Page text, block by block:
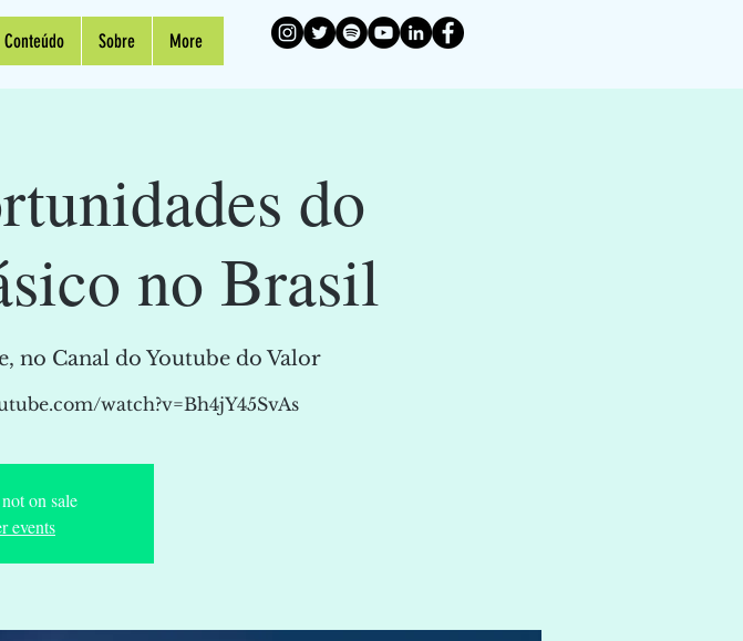
Conteúdo Sobre More
do
no Brasil
no Canal do Youtube do Valor
watch?v=Bh4jY45SvAs
on sale
events